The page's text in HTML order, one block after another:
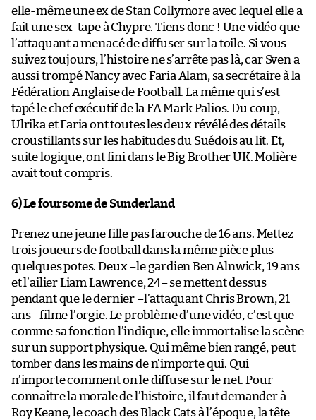
elle-même une ex de Stan Collymore avec lequel elle a
fait une sex-tape à Chypre. Tiens donc ! Une vidéo que
l’attaquant a menacé de diffuser sur la toile. Si vous
suivez toujours, l’histoire ne s’arrête pas là, car Sven a
aussi trompé Nancy avec Faria Alam, sa secrétaire à la
Fédération Anglaise de Football. La même qui s’est
tapé le chef exécutif de la FA Mark Palios. Du coup,
Ulrika et Faria ont toutes les deux révélé des détails
croustillants sur les habitudes du Suédois au lit. Et,
suite logique, ont fini dans le Big Brother UK. Molière
avait tout compris.
6) Le foursome de Sunderland
Prenez une jeune fille pas farouche de 16 ans. Mettez
trois joueurs de football dans la même pièce plus
quelques potes. Deux –le gardien Ben Alnwick, 19 ans
et l’ailier Liam Lawrence, 24– se mettent dessus
pendant que le dernier –l’attaquant Chris Brown, 21
ans– filme l’orgie. Le problème d’une vidéo, c’est que
comme sa fonction l’indique, elle immortalise la scène
sur un support physique. Qui même bien rangé, peut
tomber dans les mains de n’importe qui. Qui
n’importe comment on le diffuse sur le net. Pour
connaître la morale de l’histoire, il faut demander à
Roy Keane, le coach des Black Cats à l’époque, la tête